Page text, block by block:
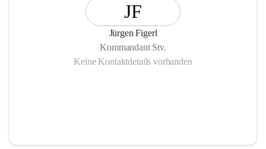
JF
Jürgen Figerl
Kommandant Stv.
Keine Kontaktdetails vorhanden